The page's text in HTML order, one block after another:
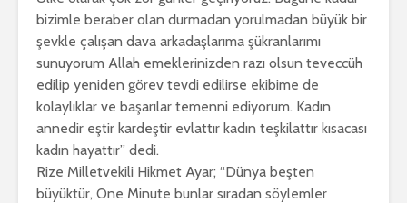
bizimle beraber olan durmadan yorulmadan büyük bir
şevkle çalışan dava arkadaşlarıma şükranlarımı
sunuyorum Allah emeklerinizden razı olsun teveccüh
edilip yeniden görev tevdi edilirse ekibime de
kolaylıklar ve başarılar temenni ediyorum. Kadın
annedir eştir kardeştir evlattır kadın teşkilattır kısacası
kadın hayattır” dedi.
Rize Milletvekili Hikmet Ayar; “Dünya beşten
büyüktür, One Minute bunlar sıradan söylemler